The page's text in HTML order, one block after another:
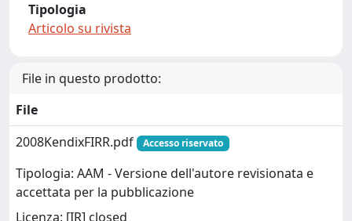
Tipologia
Articolo su rivista
File in questo prodotto:
File
2008KendixFIRR.pdf
Accesso riservato
Tipologia: AAM - Versione dell'autore revisionata e
accettata per la pubblicazione
Licenza: [IR] closed